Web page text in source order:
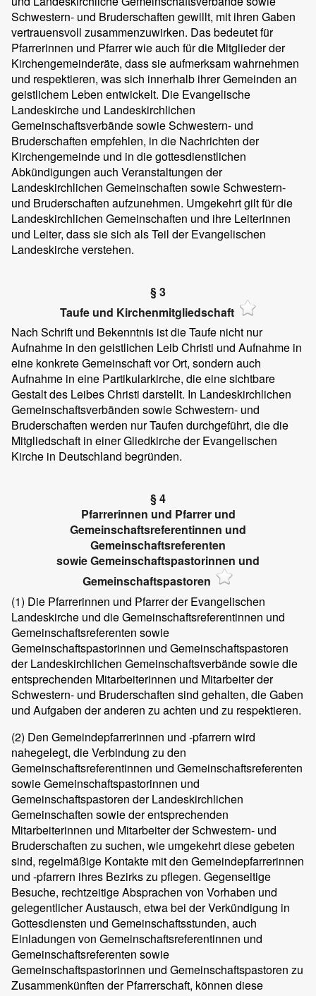
Schwestern- und Bruderschaften gewillt, mit ihren Gaben
vertrauensvoll zusammenzuwirken. Das bedeutet für
Pfarrerinnen und Pfarrer wie auch für die Mitglieder der
Kirchengemeinderäte, dass sie aufmerksam wahrnehmen
und respektieren, was sich innerhalb ihrer Gemeinden an
geistlichem Leben entwickelt. Die Evangelische
Landeskirche und Landeskirchlichen
Gemeinschaftsverbände sowie Schwestern- und
Bruderschaften empfehlen, in die Nachrichten der
Kirchengemeinde und in die gottesdienstlichen
Abkündigungen auch Veranstaltungen der
Landeskirchlichen Gemeinschaften sowie Schwestern-
und Bruderschaften aufzunehmen. Umgekehrt gilt für die
Landeskirchlichen Gemeinschaften und ihre Leiterinnen
und Leiter, dass sie sich als Teil der Evangelischen
Landeskirche verstehen.
§ 3
Taufe und Kirchenmitgliedschaft
Nach Schrift und Bekenntnis ist die Taufe nicht nur
Aufnahme in den geistlichen Leib Christi und Aufnahme in
eine konkrete Gemeinschaft vor Ort, sondern auch
Aufnahme in eine Partikularkirche, die eine sichtbare
Gestalt des Leibes Christi darstellt. In Landeskirchlichen
Gemeinschaftsverbänden sowie Schwestern- und
Bruderschaften werden nur Taufen durchgeführt, die die
Mitgliedschaft in einer Gliedkirche der Evangelischen
Kirche in Deutschland begründen.
§ 4
Pfarrerinnen und Pfarrer und
Gemeinschaftsreferentinnen und
Gemeinschaftsreferenten
sowie Gemeinschaftspastorinnen und
Gemeinschaftspastoren
(1) Die Pfarrerinnen und Pfarrer der Evangelischen
Landeskirche und die Gemeinschaftsreferentinnen und
Gemeinschaftsreferenten sowie
Gemeinschaftspastorinnen und Gemeinschaftspastoren
der Landeskirchlichen Gemeinschaftsverbände sowie die
entsprechenden Mitarbeiterinnen und Mitarbeiter der
Schwestern- und Bruderschaften sind gehalten, die Gaben
und Aufgaben der anderen zu achten und zu respektieren.
(2) Den Gemeindepfarrerinnen und -pfarrern wird
nahegelegt, die Verbindung zu den
Gemeinschaftsreferentinnen und Gemeinschaftsreferenten
sowie Gemeinschaftspastorinnen und
Gemeinschaftspastoren der Landeskirchlichen
Gemeinschaften sowie der entsprechenden
Mitarbeiterinnen und Mitarbeiter der Schwestern- und
Bruderschaften zu suchen, wie umgekehrt diese gebeten
sind, regelmäßige Kontakte mit den Gemeindepfarrerinnen
und -pfarrern ihres Bezirks zu pflegen. Gegenseitige
Besuche, rechtzeitige Absprachen von Vorhaben und
gelegentlicher Austausch, etwa bei der Verkündigung in
Gottesdiensten und Gemeinschaftsstunden, auch
Einladungen von Gemeinschaftsreferentinnen und
Gemeinschaftsreferenten sowie
Gemeinschaftspastorinnen und Gemeinschaftspastoren zu
Zusammenkünften der Pfarrerschaft, können diese